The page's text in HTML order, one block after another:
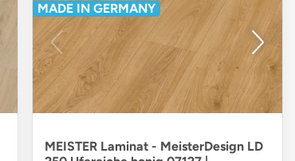
MADE IN GERMANY
MEISTER Laminat - MeisterDesign LD